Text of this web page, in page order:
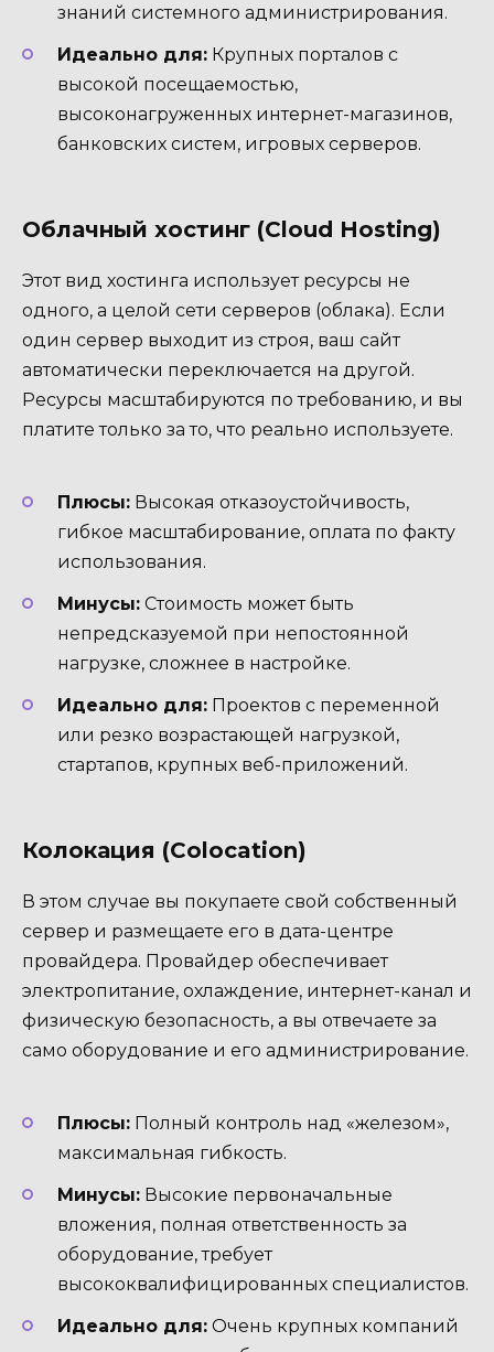
знаний системного администрирования.
Идеально для: Крупных порталов с
высокой посещаемостью,
высоконагруженных интернет-магазинов,
банковских систем, игровых серверов.
Облачный хостинг (Cloud Hosting)
Этот вид хостинга использует ресурсы не
одного, а целой сети серверов (облака). Если
один сервер выходит из строя, ваш сайт
автоматически переключается на другой.
Ресурсы масштабируются по требованию, и вы
платите только за то, что реально используете.
Плюсы: Высокая отказоустойчивость,
гибкое масштабирование, оплата по факту
использования.
Минусы: Стоимость может быть
непредсказуемой при непостоянной
нагрузке, сложнее в настройке.
Идеально для: Проектов с переменной
или резко возрастающей нагрузкой,
стартапов, крупных веб-приложений.
Колокация (Colocation)
В этом случае вы покупаете свой собственный
сервер и размещаете его в дата-центре
провайдера. Провайдер обеспечивает
электропитание, охлаждение, интернет-канал и
физическую безопасность, а вы отвечаете за
само оборудование и его администрирование.
Плюсы: Полный контроль над «железом»,
максимальная гибкость.
Минусы: Высокие первоначальные
вложения, полная ответственность за
оборудование, требует
высококвалифицированных специалистов.
Идеально для: Очень крупных компаний